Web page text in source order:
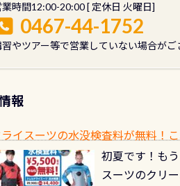
業時間12:00-20:00 [ 定休日 火曜日]
0467-44-1752
習やツアー等で営業していない場合が
報
ライスーツの水没検査料が無料！
初夏です！も
スーツのクリ